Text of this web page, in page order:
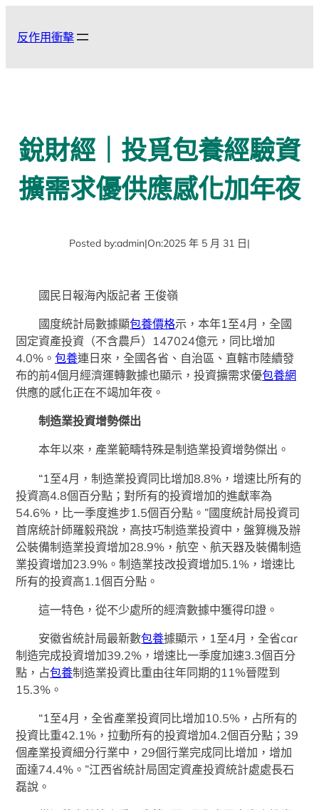
反作用衝擊
銳財經｜投覓包養經驗資
擴需求優供應感化加年夜
Posted by:admin|On:2025 年 5 月 31 日|
國民日報海內版記者 王俊嶺
國度統計局數據顯包養價格示，本年1至4月，全國
固定資產投資（不含農戶）147024億元，同比增加
4.0%。包養連日來，全國各省、自治區、直轄市陸續發
布的前4個月經濟運轉數據也顯示，投資擴需求優包養網
供應的感化正在不竭加年夜。
制造業投資增勢傑出
本年以來，產業範疇特殊是制造業投資增勢傑出。
“1至4月，制造業投資同比增加8.8%，增速比所有的
投資高4.8個百分點；對所有的投資增加的進獻率為
54.6%，比一季度進步1.5個百分點。”國度統計局投資司
首席統計師羅毅飛說，高技巧制造業投資中，盤算機及辦
公裝備制造業投資增加28.9%，航空、航天器及裝備制造
業投資增加23.9%。制造業技改投資增加5.1%，增速比
所有的投資高1.1個百分點。
這一特色，從不少處所的經濟數據中獲得印證。
安徽省統計局最新數包養據顯示，1至4月，全省car
制造完成投資增加39.2%，增速比一季度加速3.3個百分
點，占包養制造業投資比重由往年同期的11%晉陞到
15.3%。
“1至4月，全省產業投資同比增加10.5%，占所有的
投資比重42.1%，拉動所有的投資增加4.2個百分點；39
個產業投資細分行業中，29個行業完成同比增加，增加
面達74.4%。”江西省統計局固定資產投資統計處處長石
磊說。